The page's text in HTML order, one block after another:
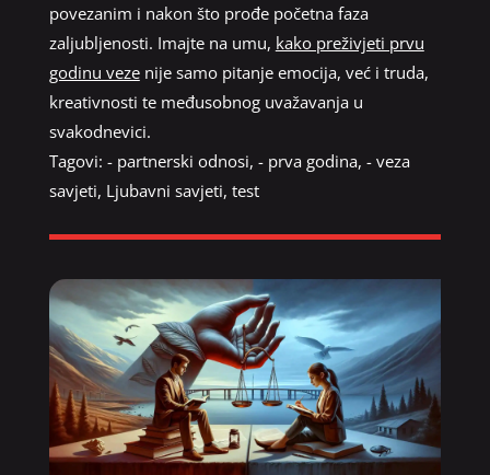
povezanim i nakon što prođe početna faza
zaljubljenosti. Imajte na umu, kako preživjeti prvu
godinu vezenije samo pitanje emocija, već i truda,
kreativnosti te međusobnog uvažavanja u
svakodnevici.
Tagovi: - partnerski odnosi, - prva godina, - veza
savjeti, Ljubavni savjeti, test